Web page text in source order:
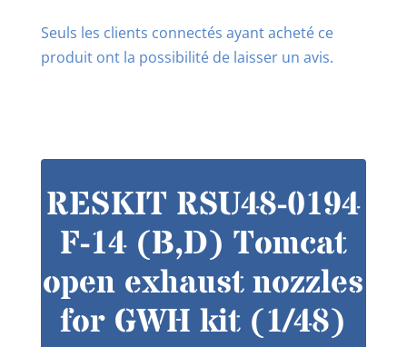
Seuls les clients connectés ayant acheté ce
produit ont la possibilité de laisser un avis.
RESKIT RSU48-0194
F-14 (B,D) Tomcat
open exhaust nozzles
for GWH kit (1/48)